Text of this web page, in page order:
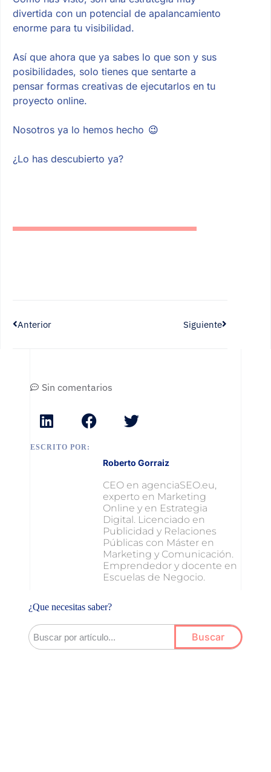
divertida con un potencial de apalancamiento
enorme para tu visibilidad.
Así que ahora que ya sabes lo que son y sus
posibilidades, solo tienes que sentarte a
pensar formas creativas de ejecutarlos en tu
proyecto online.
Nosotros ya lo hemos hecho 😉
¿Lo has descubierto ya?
Anterior Siguiente
Sin comentarios
ESCRITO POR:
Roberto Gorraiz
CEO en agenciaSEO.eu,
experto en Marketing
Online y en Estrategia
Digital. Licenciado en
Publicidad y Relaciones
Públicas con Máster en
Marketing y Comunicación.
Emprendedor y docente en
Escuelas de Negocio.
¿Que necesitas saber?
Buscar